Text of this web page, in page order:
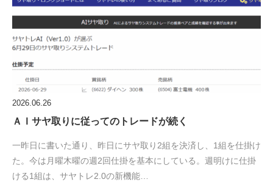
2026.06.26
ＡＩサヤ取りに従ってのトレードが続く
一昨日に書いた通り、昨日にサヤ取り2組を決済し、1組を仕掛け
た。今は月曜木曜の週2回仕掛を基本にしている。週明けに仕掛
ける1組は、サヤトレ2.0の新機能…